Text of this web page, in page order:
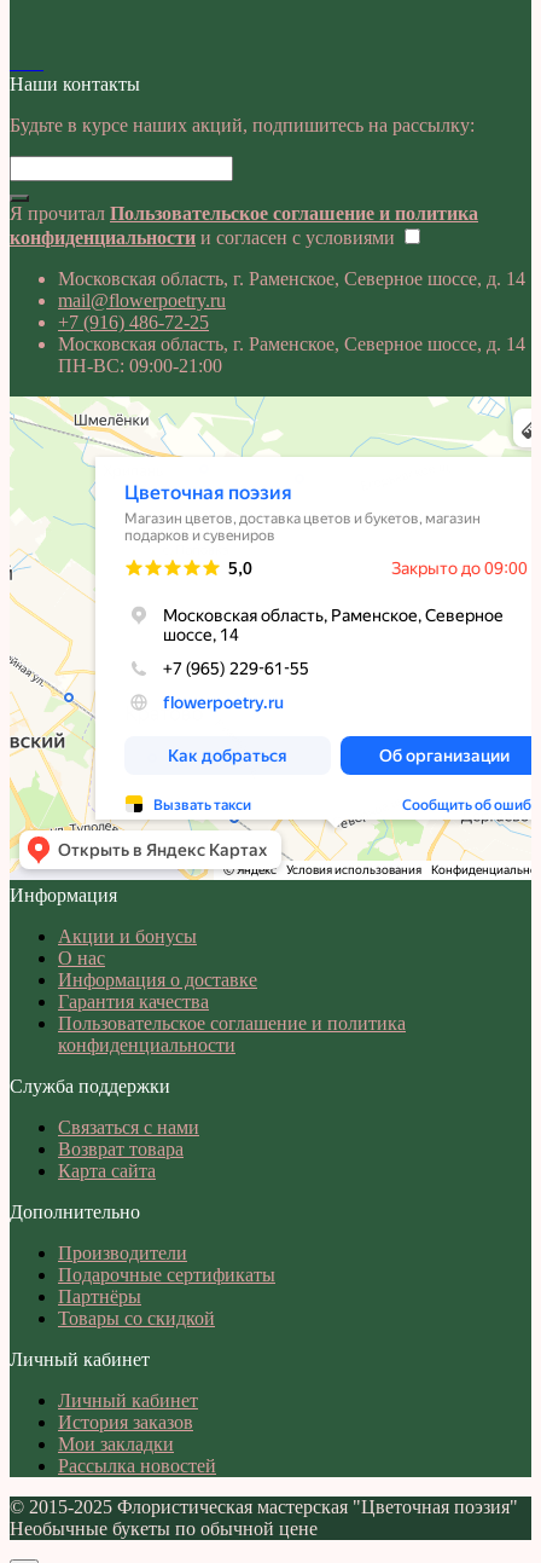
Наши контакты
Будьте в курсе наших акций, подпишитесь на рассылку:
Я прочитал Пользовательское соглашение и политика
конфиденциальности и согласен с условиями
Московская область, г. Раменское, Северное шоссе, д. 14
mail@flowerpoetry.ru
+7 (916) 486-72-25
Московская область, г. Раменское, Северное шоссе, д. 14
ПН-ВС: 09:00-21:00
Информация
Акции и бонусы
О нас
Информация о доставке
Гарантия качества
Пользовательское соглашение и политика
конфиденциальности
Служба поддержки
Связаться с нами
Возврат товара
Карта сайта
Дополнительно
Производители
Подарочные сертификаты
Партнёры
Товары со скидкой
Личный кабинет
Личный кабинет
История заказов
Мои закладки
Рассылка новостей
© 2015-2025 Флористическая мастерская "Цветочная поэзия"
Необычные букеты по обычной цене